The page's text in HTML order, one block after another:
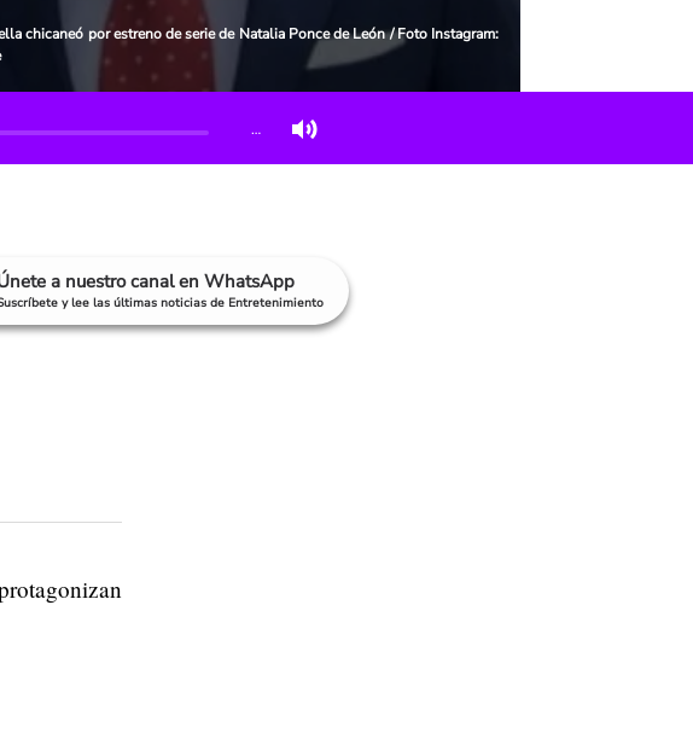
chicaneó por estreno de serie de Natalia Ponce de León / Foto Instagram:
…
a nuestro canal en WhatsApp
y lee las últimas noticias de Entretenimiento